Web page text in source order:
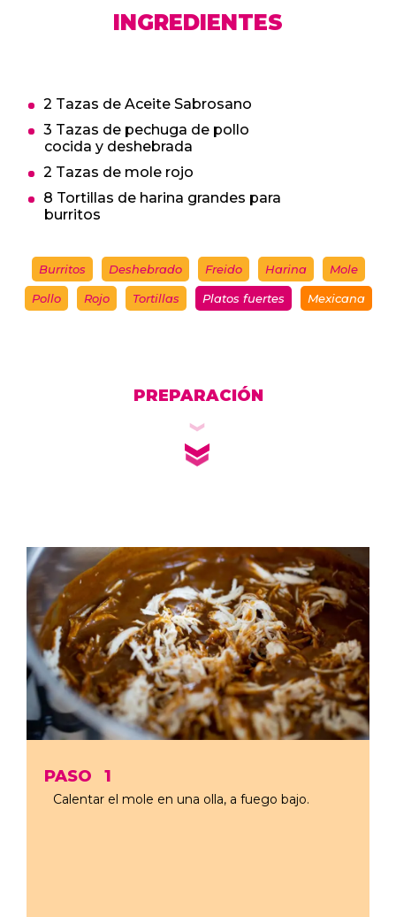
INGREDIENTES
2 Tazas de Aceite Sabrosano
3 Tazas de pechuga de pollo
cocida y deshebrada
2 Tazas de mole rojo
8 Tortillas de harina grandes para
burritos
Burritos Deshebrado Freido Harina Mole
Pollo Rojo Tortillas Platos fuertes Mexicana
PREPARACIÓN
PASO 1
Calentar el mole en una olla, a fuego bajo.